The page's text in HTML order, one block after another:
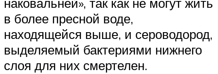
в более пресной воде,
находящейся выше, и сероводород,
выделяемый бактериями нижнего
слоя для них смертелен.